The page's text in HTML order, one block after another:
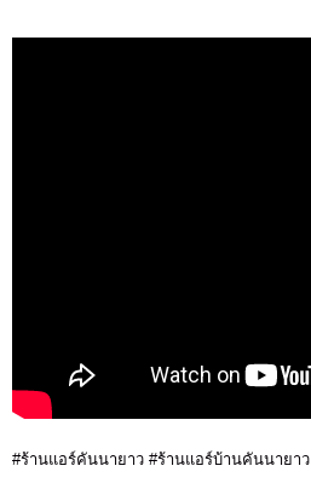
#ร้านแอร์คันนายาว #ร้านแอร์บ้านคันนายาว